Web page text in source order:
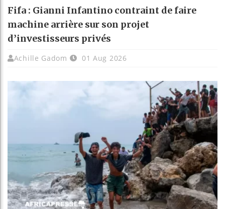
Fifa : Gianni Infantino contraint de faire
machine arrière sur son projet
d’investisseurs privés
Achille Gadom 01 Aug 2026